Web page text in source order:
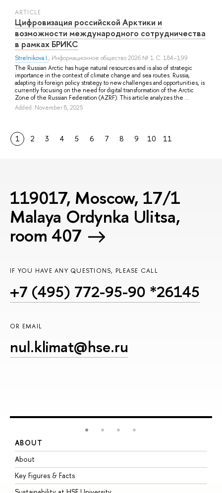
ARTICLE
Цифровизация российской Арктики и
возможности международного сотрудничества
в рамках БРИКС
Strelnikova I., Информационное общество 2026 № 1 С. 184–199
The Russian Arctic has huge natural resources and is also of strategic
importance in the context of climate change and sea routes. Russia,
adapting its foreign policy strategy to new challenges and opportunities, is
currently focusing on the need for digital transformation of the Arctic
Zone of the Russian Federation (AZRF). This article analyzes the ...
Added: November 8, 2025
1 2 3 4 5 6 7 8 9 10 11
119017, Moscow, 17/1
Malaya Ordynka Ulitsa,
room 407
IF YOU HAVE ANY QUESTIONS, PLEASE CALL
+7 (495) 772-95-90 *26145
OR EMAIL
nul.klimat@hse.ru
ABOUT
About
Key Figures & Facts